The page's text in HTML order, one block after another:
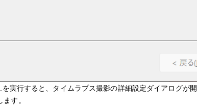
を実行すると、タイムラプス撮影の詳細設定ダイアログが
ます。